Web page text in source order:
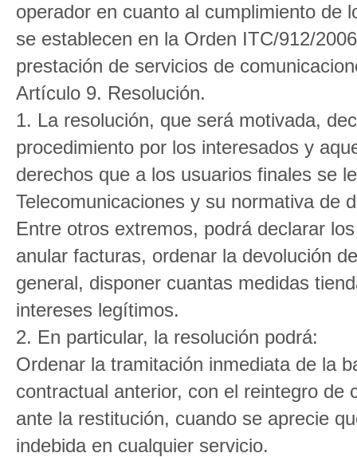
operador en cuanto al cumplimiento de
se establecen en la Orden ITC/912/
prestación de servicios de
Artículo 9. Resolución.
1. La resolución, que será motivada,
procedimiento por los interesados y
derechos que a los usuarios finales se
Telecomunicaciones y su normativa de
Entre otros extremos, podrá declarar
anular facturas, ordenar la devolución
general, disponer cuantas medidas
intereses legítimos.
2. En particular, la resolución podrá:
Ordenar la tramitación inmediata de la
contractual anterior, con el reintegro
ante la restitución, cuando se aprecie
indebida en cualquier servicio.